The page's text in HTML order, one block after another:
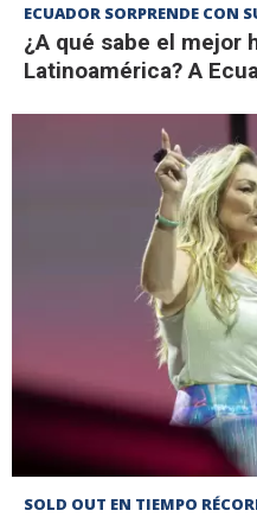
ECUADOR SORPRENDE CON
¿A qué sabe el mejor
Latinoamérica? A
SOLD OUT EN TIEMPO